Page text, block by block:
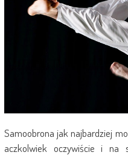
Samoobrona jak najbardziej
aczkolwiek oczywiście i na